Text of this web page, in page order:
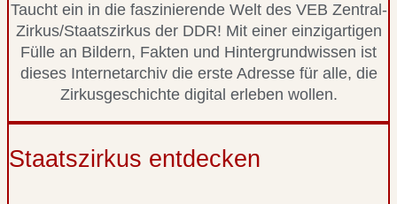
Taucht ein in die faszinierende Welt des VEB Zentral-
Zirkus/Staatszirkus der DDR! Mit einer einzigartigen
Fülle an Bildern, Fakten und Hintergrundwissen ist
dieses Internetarchiv die erste Adresse für alle, die
Zirkusgeschichte digital erleben wollen.
Staatszirkus entdecken